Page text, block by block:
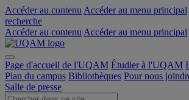
Accéder au contenu Accéder au menu principal
recherche
Accéder au contenu Accéder au menu principal
Page d'accueil de l'UQAM Étudier à l'UQAM
Plan du campus Bibliothèques Pour nous
Salle de presse